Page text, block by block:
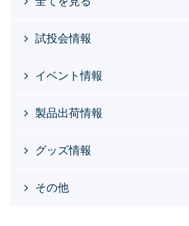
試投会情報
イベント情報
製品出荷情報
グッズ情報
その他